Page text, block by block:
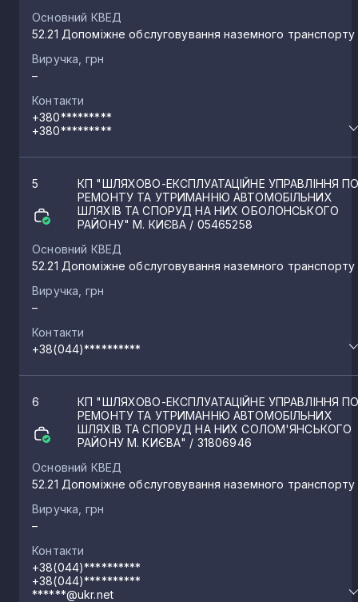
Основний КВЕД
52.21 Допоміжне обслуговування наземного транспорту
Виручка, грн
–
Контакти
+380*********
+380*********
5
КП "ШЛЯХОВО-ЕКСПЛУАТАЦІЙНЕ УПРАВЛІННЯ
РЕМОНТУ ТА УТРИМАННЮ АВТОМОБІЛЬНИХ
ШЛЯХІВ ТА СПОРУД НА НИХ ОБОЛОНСЬКОГО
РАЙОНУ" М. КИЄВА / 05465258
Основний КВЕД
52.21 Допоміжне обслуговування наземного транспорту
Виручка, грн
–
Контакти
+38(044)**********
6
КП "ШЛЯХОВО-ЕКСПЛУАТАЦІЙНЕ УПРАВЛІННЯ
РЕМОНТУ ТА УТРИМАННЮ АВТОМОБІЛЬНИХ
ШЛЯХІВ ТА СПОРУД НА НИХ СОЛОМ'ЯНСЬКОГО
РАЙОНУ М. КИЄВА" / 31806946
Основний КВЕД
52.21 Допоміжне обслуговування наземного транспорту
Виручка, грн
–
Контакти
+38(044)**********
+38(044)**********
******@ukr.net